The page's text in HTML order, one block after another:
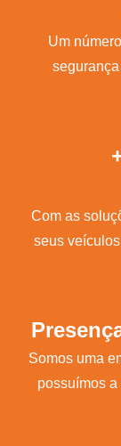
Um
Com as
seus
Somos uma
possuímos